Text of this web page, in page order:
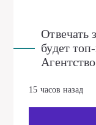
Отвечать
будет
15 часов назад